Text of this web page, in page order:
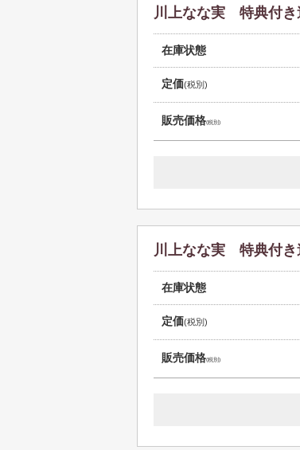
川上なな実 特典付き
在庫状態
定価(税別)
販売価格(税別)
川上なな実 特典付き
在庫状態
定価(税別)
販売価格(税別)